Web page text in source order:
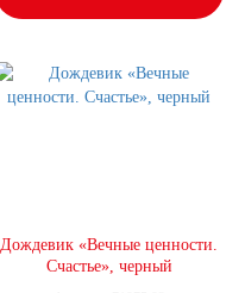
Дождевик «Вечные ценности.
Счастье», черный